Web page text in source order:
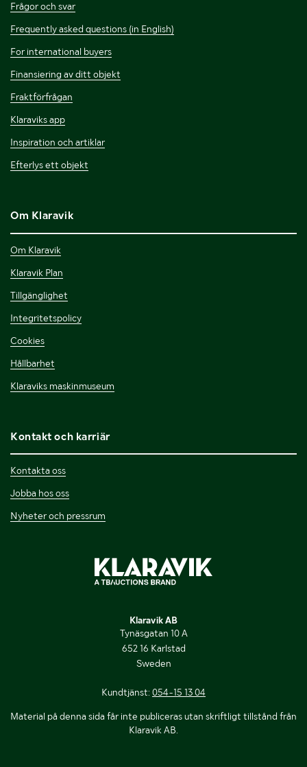
Frågor och svar
Frequently asked questions (in English)
For international buyers
Finansiering av ditt objekt
Fraktförfrågan
Klaraviks app
Inspiration och artiklar
Efterlys ett objekt
Om Klaravik
Om Klaravik
Klaravik Plan
Tillgänglighet
Integritetspolicy
Cookies
Hållbarhet
Klaraviks maskinmuseum
Kontakt och karriär
Kontakta oss
Jobba hos oss
Nyheter och pressrum
Klaravik AB
Tynäsgatan 10 A
652 16 Karlstad
Sweden
Kundtjänst: 054-15 13 04
Material på denna sida får inte publiceras utan skriftligt tillstånd från
Klaravik AB.